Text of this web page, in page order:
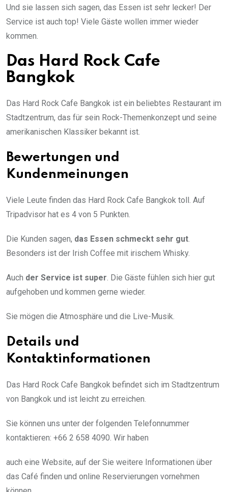
Und sie lassen sich sagen, das Essen ist sehr lecker! Der
Service ist auch top! Viele Gäste wollen immer wieder
kommen.
Das Hard Rock Cafe
Bangkok
Das Hard Rock Cafe Bangkok ist ein beliebtes Restaurant im
Stadtzentrum, das für sein Rock-Themenkonzept und seine
amerikanischen Klassiker bekannt ist.
Bewertungen und
Kundenmeinungen
Viele Leute finden das Hard Rock Cafe Bangkok toll. Auf
Tripadvisor hat es 4 von 5 Punkten.
Die Kunden sagen, das Essen schmeckt sehr gut
Besonders ist der Irish Coffee mit irischem Whisky.
Auch der Service ist super . Die Gäste fühlen sich hier gut
aufgehoben und kommen gerne wieder.
Sie mögen die Atmosphäre und die Live-Musik.
Details und
Kontaktinformationen
Das Hard Rock Cafe Bangkok befindet sich im Stadtzentrum
von Bangkok und ist leicht zu erreichen.
Sie können uns unter der folgenden Telefonnummer
kontaktieren: +66 2 658 4090. Wir haben
auch eine Website, auf der Sie weitere Informationen über
das Café finden und online Reservierungen vornehmen